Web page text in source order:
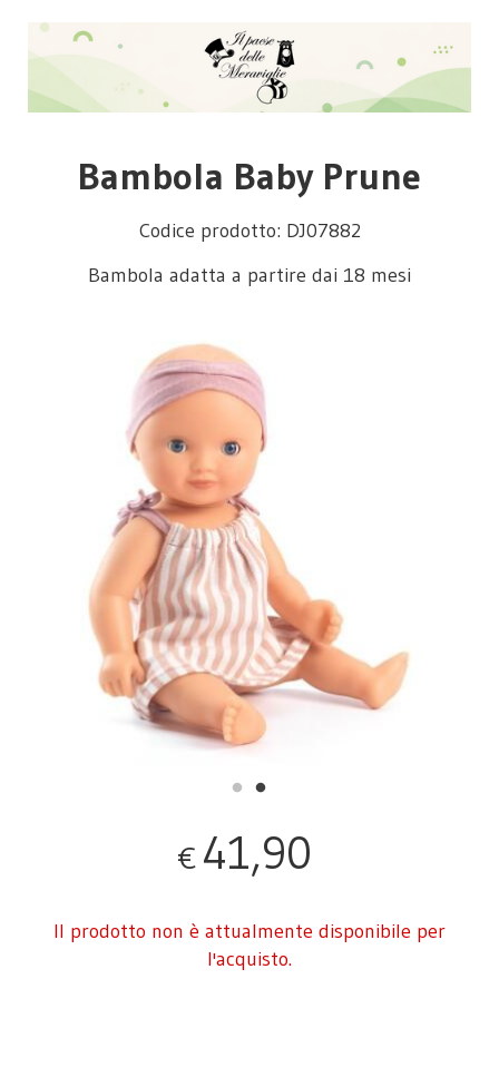
Bambola Baby Prune
Codice prodotto: DJ07882
Bambola adatta a partire dai 18 mesi
€ 41,90
Il prodotto non è attualmente disponibile per
l'acquisto.